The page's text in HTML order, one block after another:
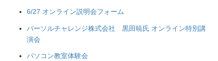
6/27 オンライン説明会フォーム
パーソルチャレンジ株式会社 黒田暁氏 オンライン特別講
演会
パソコン教室体験会